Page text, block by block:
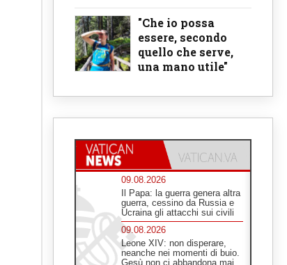
"Che io possa
essere, secondo
quello che serve,
una mano utile"
09.08.2026
Il Papa: la guerra genera altra
guerra, cessino da Russia e
Ucraina gli attacchi sui civili
09.08.2026
Leone XIV: non disperare,
neanche nei momenti di buio.
Gesù non ci abbandona mai